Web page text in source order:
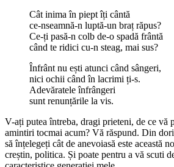
Cât inima în piept îți cântă
ce-nseamnă-n luptă-un braț răpus?
Ce-ți pasă-n colb de-o spadă frântă
când te ridici cu-n steag, mai sus?
Înfrânt nu ești atunci când sângeri,
nici ochii când în lacrimi ți-s.
Adevăratele înfrângeri
sunt renunțările la vis.
V-ați putea întreba, dragi prieteni, de ce vă
amintiri tocmai acum? Vă răspund. Din
să înțelegeți cât de anevoiasă este această
creștin, politica. Și poate pentru a vă scuti